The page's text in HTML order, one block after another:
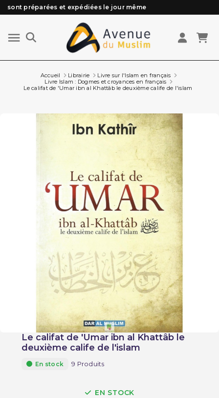
sont préparées et expédiées le jour même
Livraison offerte à partir de 89€ d'achat*
Les Commandes passées avant 15h (lun au Vend)
Accueil Librairie
Livre sur l'Islam en français
Livre Islam : Dogmes et croyances en français
Le califat de 'Umar ibn al Khattâb le deuxième calife de l'islam
Le califat de 'Umar ibn al Khattâb le
deuxième calife de l'islam
En stock 9 Produits
EN STOCK